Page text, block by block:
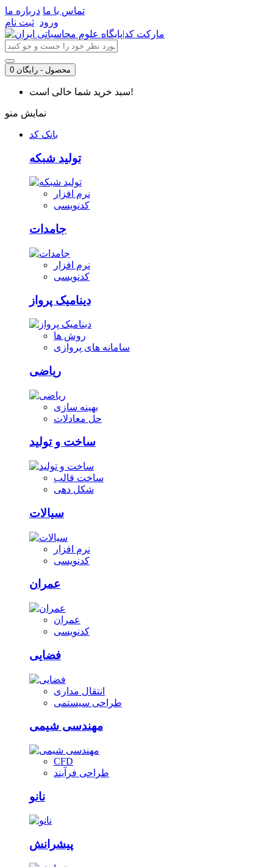
تماس با ما درباره ما
ورود ثبت نام
0 محصول - رایگان
سبد خرید شما خالی است!
نمایش منو
بانک کد
تولید شبکه
نرم افزار
کدنویسی
جامدات
نرم افزار
کدنویسی
دینامیک پرواز
روش ها
سامانه های پروازی
ریاضی
بهینه سازی
حل معادلات
ساخت و تولید
ساخت قالب
شکل دهی
سیالات
نرم افزار
کدنویسی
عمران
عمران
کدنویسی
فضایی
انتقال مداری
طراحی سیستمی
مهندسی شیمی
CFD
طراحی فرآیند
نانو
پیشرانش